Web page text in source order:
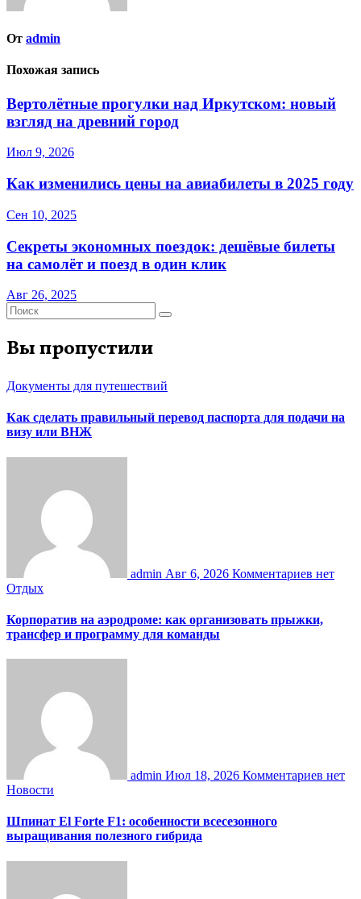
От admin
Похожая запись
Вертолётные прогулки над Иркутском: новый
взгляд на древний город
Июл 9, 2026
Как изменились цены на авиабилеты в 2025 году
Сен 10, 2025
Секреты экономных поездок: дешёвые билеты
на самолёт и поезд в один клик
Авг 26, 2025
Вы пропустили
Документы для путешествий
Как сделать правильный перевод паспорта для подачи на
визу или ВНЖ
admin Авг 6, 2026 Комментариев нет
Отдых
Корпоратив на аэродроме: как организовать прыжки,
трансфер и программу для команды
admin Июл 18, 2026 Комментариев нет
Новости
Шпинат El Forte F1: особенности всесезонного
выращивания полезного гибрида